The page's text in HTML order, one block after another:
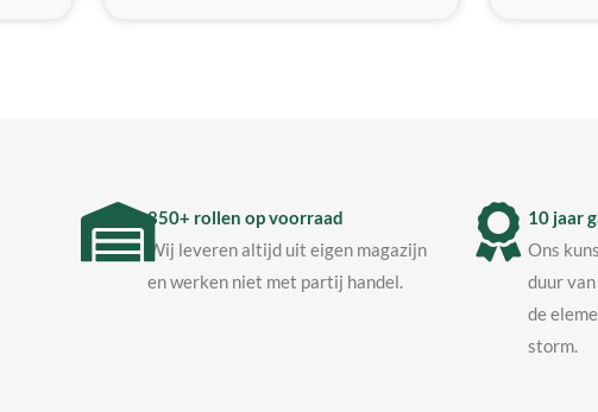
850+ rollen op voorraad
Wij leveren altijd uit eigen magazijn
en werken niet met partij handel.
10 jaar
Ons
duur
de
storm.